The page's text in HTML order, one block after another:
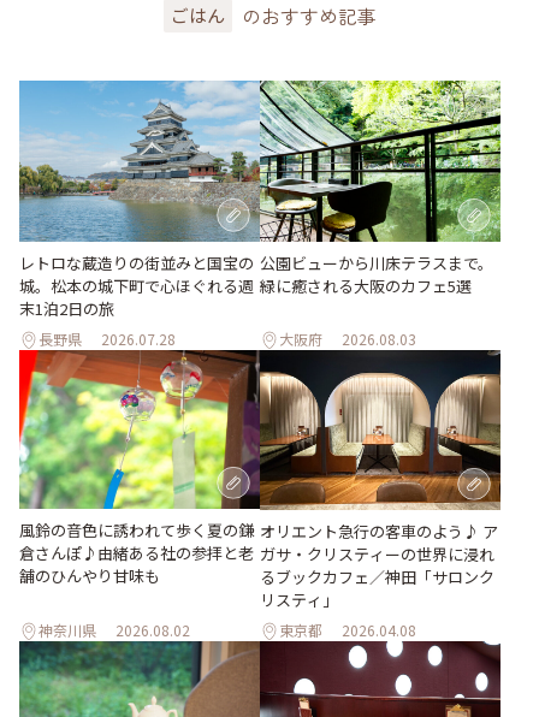
ごはん のおすすめ記事
レトロな蔵造りの街並みと国宝の
城。松本の城下町で心ほぐれる週
末1泊2日の旅
長野県 2026.07.28
公園ビューから川床テラスまで。
緑に癒される大阪のカフェ5選
大阪府 2026.08.03
風鈴の音色に誘われて歩く夏の鎌
倉さんぽ♪由緒ある社の参拝と老
舗のひんやり甘味も
神奈川県 2026.08.02
オリエント急行の客車のよう♪ ア
ガサ・クリスティーの世界に浸れ
るブックカフェ／神田「サロンク
リスティ」
東京都 2026.04.08